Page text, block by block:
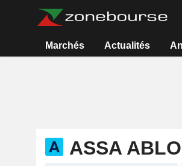
Marchés Actualités
ASSA